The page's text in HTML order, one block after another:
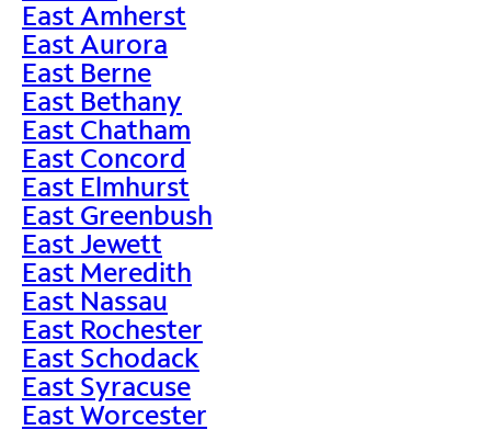
East Amherst
East Aurora
East Berne
East Bethany
East Chatham
East Concord
East Elmhurst
East Greenbush
East Jewett
East Meredith
East Nassau
East Rochester
East Schodack
East Syracuse
East Worcester